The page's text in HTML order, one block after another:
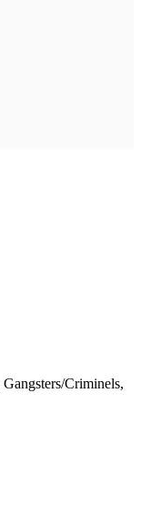
Criminels,